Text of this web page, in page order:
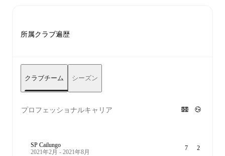
所属クラブ遍歴
クラブチーム シーズン
プロフェッショナルキャリア
SP Cailungo
2021年2月 - 2021年8月
7 2